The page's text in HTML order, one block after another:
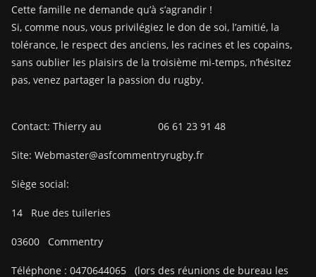
Cette famille ne demande qu’à s’agrandir !
Si, comme nous, vous privilégiez le don de soi, l’amitié, la
tolérance, le respect des anciens, les racines et les copains,
sans oublier les plaisirs de la troisième mi-temps, n’hésitez
pas, venez partager la passion du rugby.
Contact: Thierry au 06 61 23 91 48
Site: Webmaster@asfcommentryrugby.fr
Siège social:
14 Rue des tuileries
03600 Commentry
Téléphone : 0470644065 (lors des réunions de bureau les